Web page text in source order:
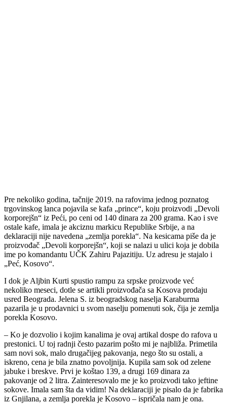
Pre nekoliko godina, tačnije 2019. na rafovima jednog poznatog
trgovinskog lanca pojavila se kafa „prince“, koju proizvodi „Devoli
korporejšn“ iz Peći, po ceni od 140 dinara za 200 grama. Kao i sve
ostale kafe, imala je akciznu markicu Republike Srbije, a na
deklaraciji nije navedena „zemlja porekla“. Na kesicama piše da je
proizvođač „Devoli korporejšn“, koji se nalazi u ulici koja je dobila
ime po komandantu UČK Zahiru Pajazitiju. Uz adresu je stajalo i
„Peć, Kosovo“.
I dok je Aljbin Kurti spustio rampu za srpske proizvode već
nekoliko meseci, dotle se artikli proizvođača sa Kosova prodaju
usred Beograda. Jelena S. iz beogradskog naselja Karaburma
pazarila je u prodavnici u svom naselju pomenuti sok, čija je zemlja
porekla Kosovo.
– Ko je dozvolio i kojim kanalima je ovaj artikal dospe do rafova u
prestonici. U toj radnji često pazarim pošto mi je najbliža. Primetila
sam novi sok, malo drugačijeg pakovanja, nego što su ostali, a
iskreno, cena je bila znatno povoljnija. Kupila sam sok od zelene
jabuke i breskve. Prvi je koštao 139, a drugi 169 dinara za
pakovanje od 2 litra. Zainteresovalo me je ko proizvodi tako jeftine
sokove. Imala sam šta da vidim! Na deklaraciji je pisalo da je fabrika
iz Gnjilana, a zemlja porekla je Kosovo – ispričala nam je ona.